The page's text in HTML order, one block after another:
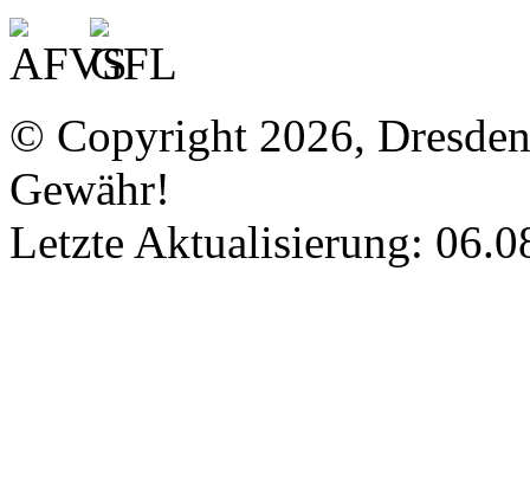
© Copyright 2026,
Gewähr!
Letzte Aktualisierung: